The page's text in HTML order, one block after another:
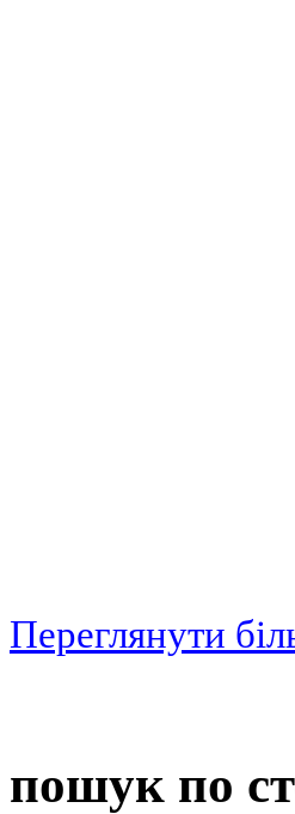
Переглянути
пошук по